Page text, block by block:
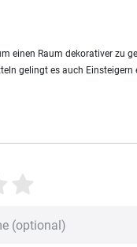
einen Raum dekorativer zu
gelingt es auch Einsteigern